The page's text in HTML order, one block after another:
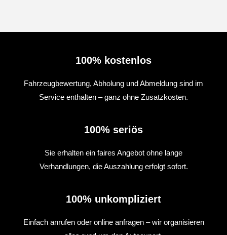
100% kostenlos
Fahrzeugbewertung, Abholung und Abmeldung sind im
Service enthalten – ganz ohne Zusatzkosten.
100% seriös
Sie erhalten ein faires Angebot ohne lange
Verhandlungen, die Auszahlung erfolgt sofort.
100% unkompliziert
Einfach anrufen oder online anfragen – wir organisieren